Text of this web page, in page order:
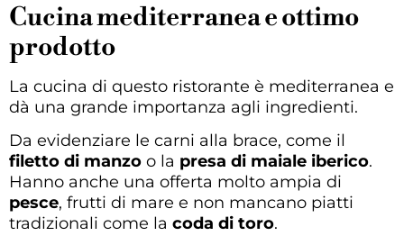
Cucina mediterranea e ottimo
prodotto
La cucina di questo ristorante è mediterranea e
dà una grande importanza agli ingredienti.
Da evidenziare le carni alla brace, come il
filetto di manzo o la presa di maiale iberico.
Hanno anche una offerta molto ampia di
pesce, frutti di mare e non mancano piatti
tradizionali come la coda di toro.